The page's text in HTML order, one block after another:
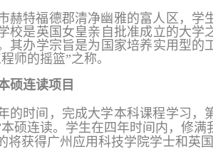
赫特福德郡清净幽雅的富人区，学
校是英国女皇亲自批准成立的大学
其办学宗旨是为国家培养实用型的
师的摇篮”之称。
硕连读项目
的时间，完成大学本科课程学习，
本硕连读。学生在 四年时间内，修满
将获得广州应用科技学院学士和英